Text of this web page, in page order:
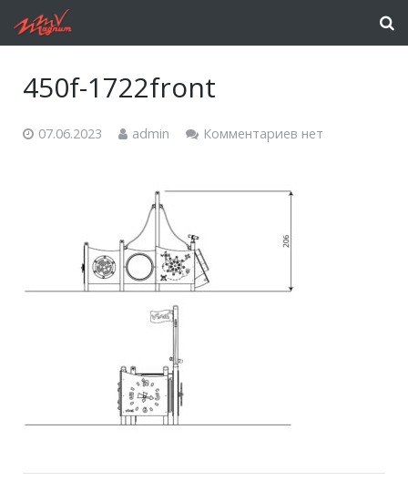
450f-1722front
07.06.2023 admin Комментариев нет